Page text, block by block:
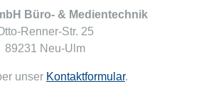
Büro- & Medientechnik
Renner-Str. 25
89231 Neu-Ulm
unser Kontaktformular.